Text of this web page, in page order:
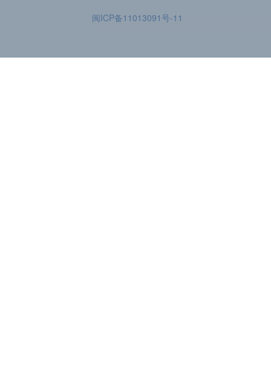
闽ICP备11013091号-11